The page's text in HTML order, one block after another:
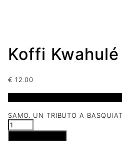
Koffi Kwahulé
€ 12.00
SAMO. UN TRIBUTO A